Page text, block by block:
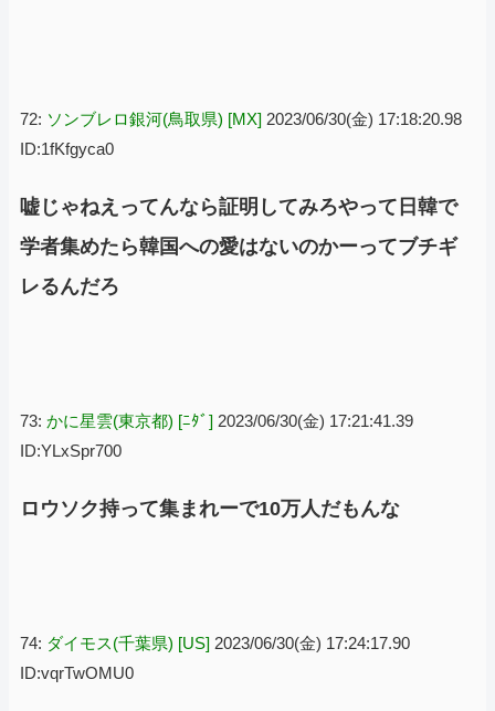
72: ソンブレロ銀河(鳥取県) [MX] 2023/06/30(金) 17:18:20.98
ID:1fKfgyca0
嘘じゃねえってんなら証明してみろやって日韓で
学者集めたら韓国への愛はないのかーってブチギ
レるんだろ
73: かに星雲(東京都) [ﾆﾀﾞ] 2023/06/30(金) 17:21:41.39
ID:YLxSpr700
ロウソク持って集まれーで10万人だもんな
74: ダイモス(千葉県) [US] 2023/06/30(金) 17:24:17.90
ID:vqrTwOMU0